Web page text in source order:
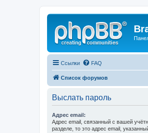
Ссылки FAQ
Список форумов
Выслать пароль
Адрес email:
Адрес email, связанный с вашей
разделе, то это адрес email,